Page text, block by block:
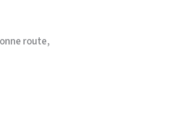
route,